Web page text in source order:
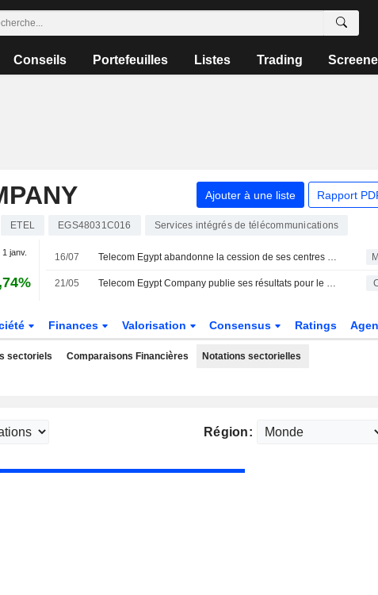
Conseils Portefeuilles Listes Trading
Ajouter à une liste Rapport
ETEL EGS48031C016 Services intégrés de télécommunications
1 janv. 16/07 Telecom Egypt abandonne la cession de ses centres de données à Helios Investments
21/05 Telecom Egypt Company publie ses résultats pour le premier trimestre clos le 31 mars 2026
Finances Valorisation Consensus Ratings
sectoriels Comparaisons Financières Notations sectorielles
Région: